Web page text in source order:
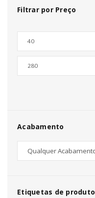
Filtrar por Preço
Acabamento
Etiquetas de produto